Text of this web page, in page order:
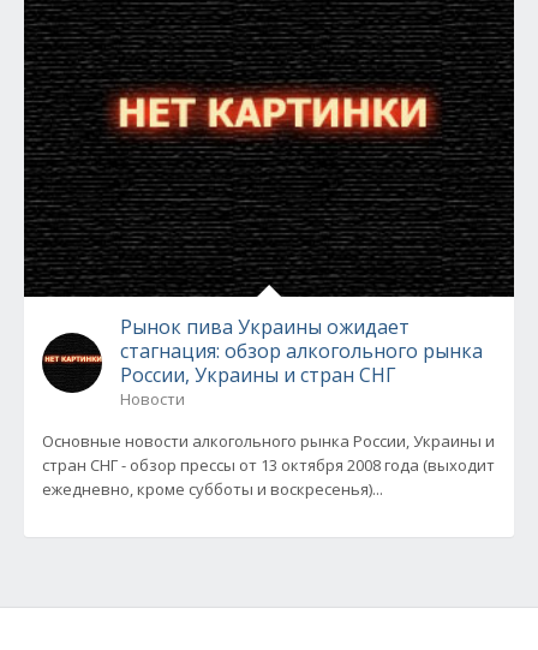
Рынок пива Украины ожидает
стагнация: обзор алкогольного рынка
России, Украины и стран СНГ
Новости
Основные новости алкогольного рынка России, Украины и
стран СНГ - обзор прессы от 13 октября 2008 года (выходит
ежедневно, кроме субботы и воскресенья)...